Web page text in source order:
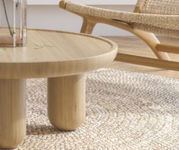
VELVET
w dotyku tkaniną
na ścieranie oraz mechacenie.
atesty do użytku
pod kątem substancji
instytuty.
aksamitna tkanina o szlachetnym